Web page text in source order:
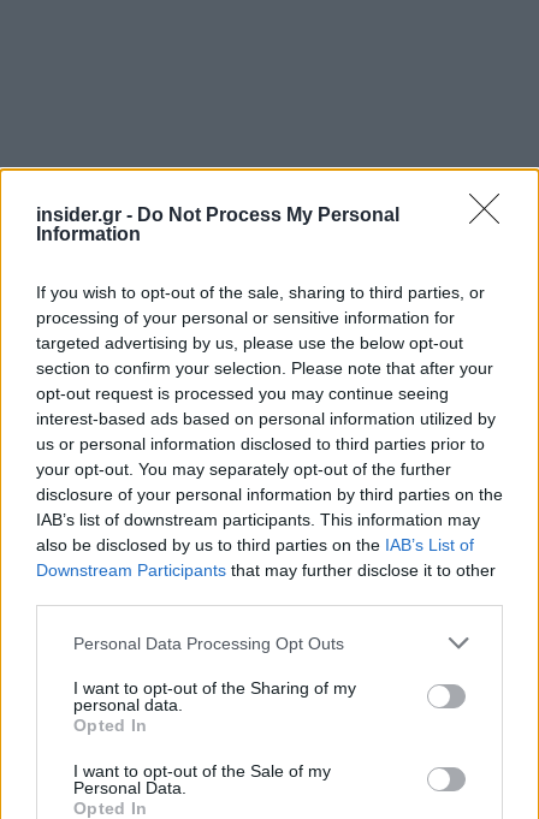
insider.gr - Do Not Process My Personal
Information
If you wish to opt-out of the sale, sharing to third parties, or
processing of your personal or sensitive information for
targeted advertising by us, please use the below opt-out
section to confirm your selection. Please note that after your
opt-out request is processed you may continue seeing
interest-based ads based on personal information utilized by
us or personal information disclosed to third parties prior to
your opt-out. You may separately opt-out of the further
disclosure of your personal information by third parties on the
IAB’s list of downstream participants. This information may
also be disclosed by us to third parties on the IAB’s List of
Downstream Participants that may further disclose it to other
Please note that this website/app uses one or more Google
not limited to your visit or usage behaviour. You may click to
grant or deny consent to Google and its third-party tags to
use your data for below specified purposes in below Google
consent section.
Personal Data Processing Opt Outs
I want to opt-out of the Sharing of my
personal data.
Opted In
I want to opt-out of the Sale of my
Personal Data.
Opted In
Ο περιφερειακός κυβερνήτης του Χαρκόβου Όλεχ
Σινεχούμποφ ανέφερε πλήγμα σε κτίριο κατοικιών
και πυραυλική επίθεση σε χωριό βόρεια της πόλης
του Χαρκόβου. Δεν έχουν αναφερθεί απώλειες